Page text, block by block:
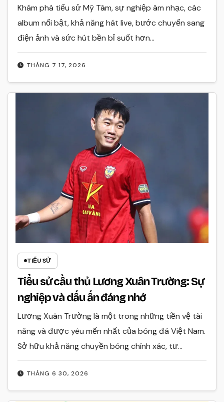
THÁNG 7 17, 2026
Khám phá tiểu sử Mỹ Tâm, sự nghiệp âm nhạc, các
album nổi bật, khả năng hát live, bước chuyển sang
điện ảnh và sức hút bền bỉ suốt hơn…
TIỂU SỬ
Tiểu sử cầu thủ Lương Xuân Trường: Sự
nghiệp và dấu ấn đáng nhớ
THÁNG 6 30, 2026
Lương Xuân Trường là một trong những tiền vệ tài
năng và được yêu mến nhất của bóng đá Việt Nam.
Sở hữu khả năng chuyền bóng chính xác, tư…